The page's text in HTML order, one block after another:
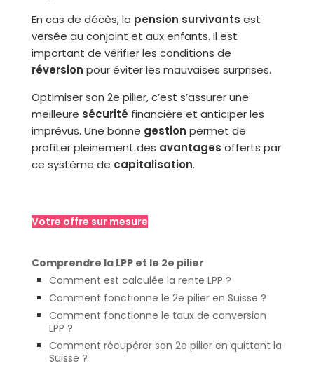
En cas de décès, la pension survivants est
versée au conjoint et aux enfants. Il est
important de vérifier les conditions de
réversion pour éviter les mauvaises surprises.
Optimiser son 2e pilier, c’est s’assurer une
meilleure sécurité financière et anticiper les
imprévus. Une bonne gestion permet de
profiter pleinement des avantages offerts par
ce système de capitalisation.
Votre offre sur mesure
Comprendre la LPP et le 2e pilier
Comment est calculée la rente LPP ?
Comment fonctionne le 2e pilier en Suisse ?
Comment fonctionne le taux de conversion
LPP ?
Comment récupérer son 2e pilier en quittant la
Suisse ?